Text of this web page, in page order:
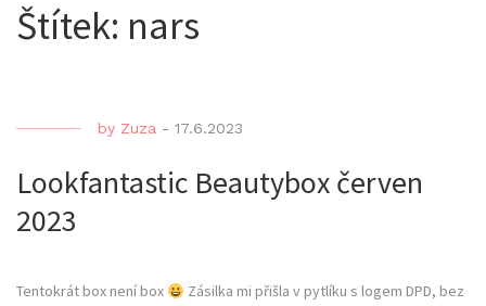
Štítek: nars
by Zuza - 17.6.2023
Lookfantastic Beautybox červen
2023
Tentokrát box není box
Zásilka mi přišla v pytlíku s logem DPD, bez